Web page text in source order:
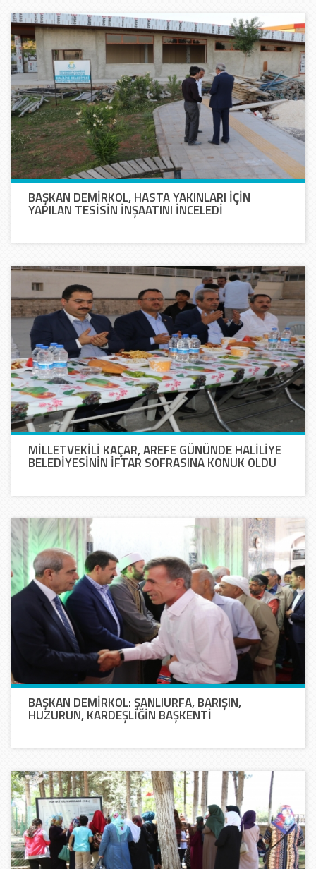
BAŞKAN DEMİRKOL, HASTA YAKINLARI İÇİN
YAPILAN TESİSİN İNŞAATINI İNCELEDİ
MİLLETVEKİLİ KAÇAR, AREFE GÜNÜNDE HALİLİYE
BELEDİYESİNİN İFTAR SOFRASINA KONUK OLDU
BAŞKAN DEMİRKOL: ŞANLIURFA, BARIŞIN,
HUZURUN, KARDEŞLİĞİN BAŞKENTİ